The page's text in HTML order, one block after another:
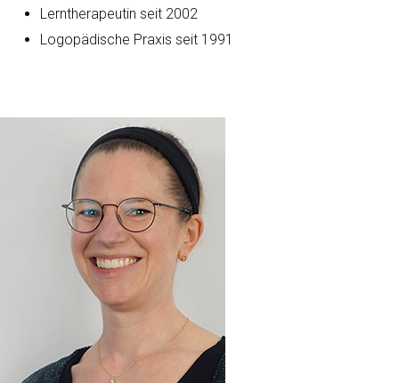
Lerntherapeutin seit 2002
Logopädische Praxis seit 1991